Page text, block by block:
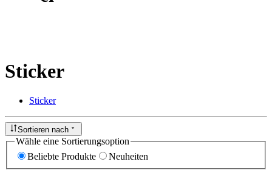
Sticker
Sticker
Sortieren nach
Wähle eine Sortierungsoption
Beliebte Produkte
Neuheiten